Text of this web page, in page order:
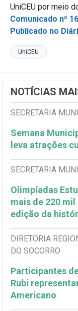
UniCEU por meio
Comunicado nº
Publicado no
UniCEU
NOTÍCIAS
SECRETARIA
Semana
leva atrações
SECRETARIA
Olimpíadas
mais de 220
edição da
DIRETORIA
DO SOCORRO
Participantes
Rubi
Americano